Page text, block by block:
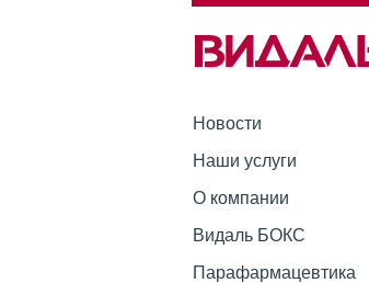
Новости
Наши услуги
О компании
Видаль БОКС
Парафармацевтика